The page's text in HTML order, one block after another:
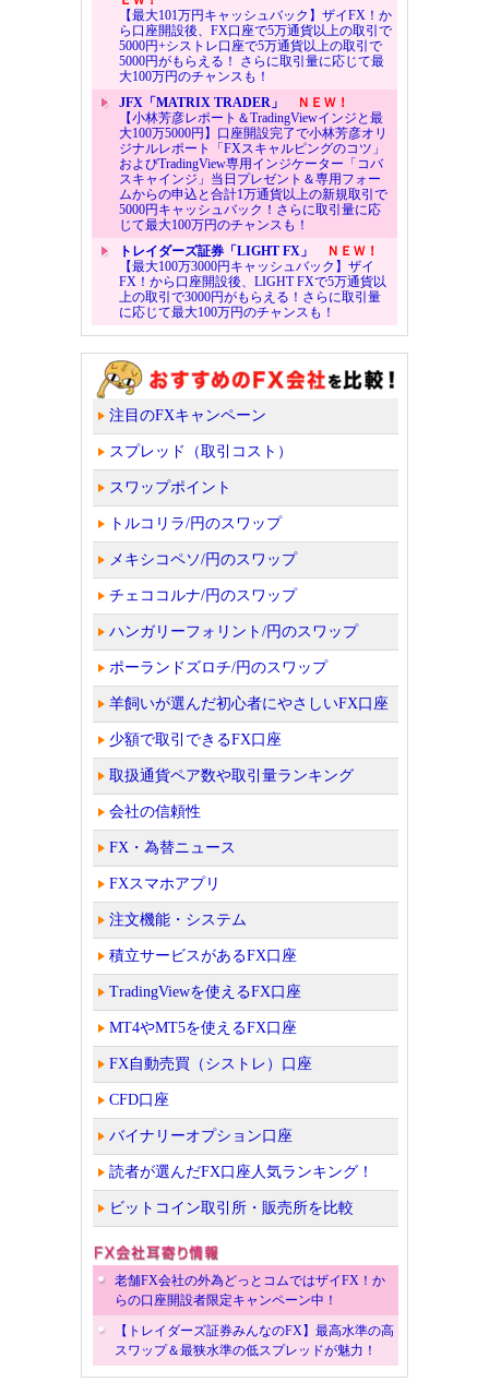
【最大101万円キャッシュバック】ザイFX！か
ら口座開設後、FX口座で5万通貨以上の取引で
5000円+シストレ口座で5万通貨以上の取引で
5000円がもらえる！ さらに取引量に応じて最
大100万円のチャンスも！
JFX「MATRIX TRADER」
ＮＥＷ！
【小林芳彦レポート＆TradingViewインジと最
大100万5000円】口座開設完了で小林芳彦オリ
ジナルレポート「FXスキャルピングのコツ」
およびTradingView専用インジケーター「コバ
スキャインジ」当日プレゼント＆専用フォー
ムからの申込と合計1万通貨以上の新規取引で
5000円キャッシュバック！さらに取引量に応
じて最大100万円のチャンスも！
トレイダーズ証券「LIGHT FX」
ＮＥＷ！
【最大100万3000円キャッシュバック】ザイ
FX！から口座開設後、LIGHT FXで5万通貨以
上の取引で3000円がもらえる！さらに取引量
に応じて最大100万円のチャンスも！
注目のFXキャンペーン
スプレッド（取引コスト）
スワップポイント
トルコリラ/円のスワップ
メキシコペソ/円のスワップ
チェココルナ/円のスワップ
ハンガリーフォリント/円のスワップ
ポーランドズロチ/円のスワップ
羊飼いが選んだ初心者にやさしいFX口座
少額で取引できるFX口座
取扱通貨ペア数や取引量ランキング
会社の信頼性
FX・為替ニュース
FXスマホアプリ
注文機能・システム
積立サービスがあるFX口座
TradingViewを使えるFX口座
MT4やMT5を使えるFX口座
FX自動売買（シストレ）口座
CFD口座
バイナリーオプション口座
読者が選んだFX口座人気ランキング！
ビットコイン取引所・販売所を比較
老舗FX会社の外為どっとコムではザイFX！か
らの口座開設者限定キャンペーン中！
【トレイダーズ証券みんなのFX】最高水準の高
スワップ＆最狭水準の低スプレッドが魅力！